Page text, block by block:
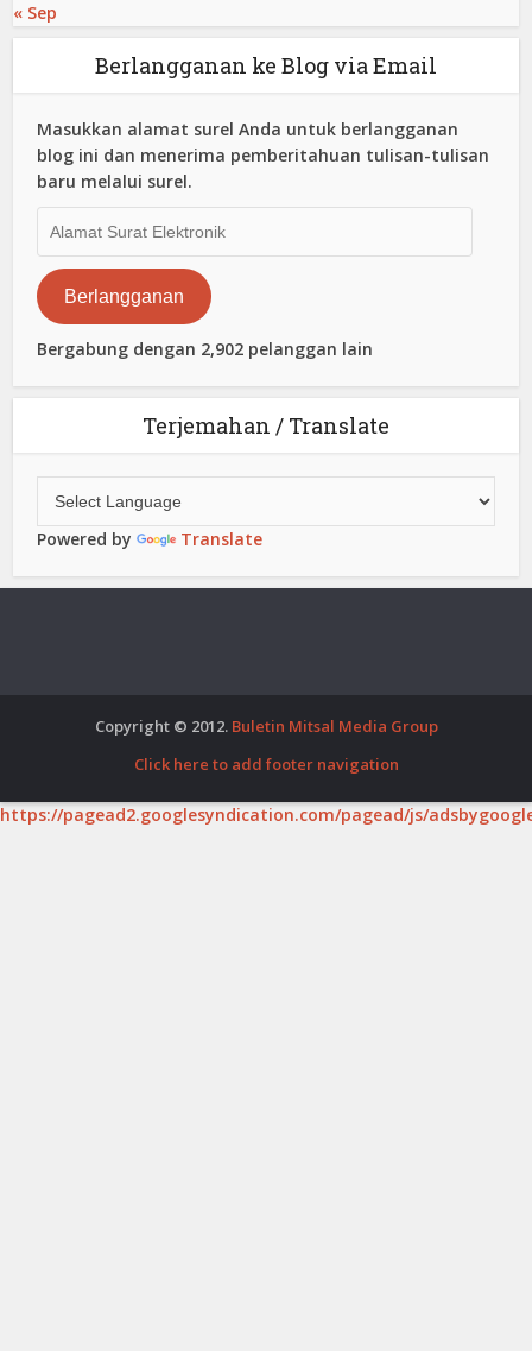
« Sep
Berlangganan ke Blog via Email
Masukkan alamat surel Anda untuk berlangganan
blog ini dan menerima pemberitahuan tulisan-tulisan
baru melalui surel.
Surat
Elektronik
Berlangganan
Bergabung dengan 2,902 pelanggan lain
Terjemahan / Translate
Powered by Translate
Copyright © 2012. Buletin Mitsal Media Group
Click here to add footer navigation
https://pagead2.googlesyndication.com/pagead/js/